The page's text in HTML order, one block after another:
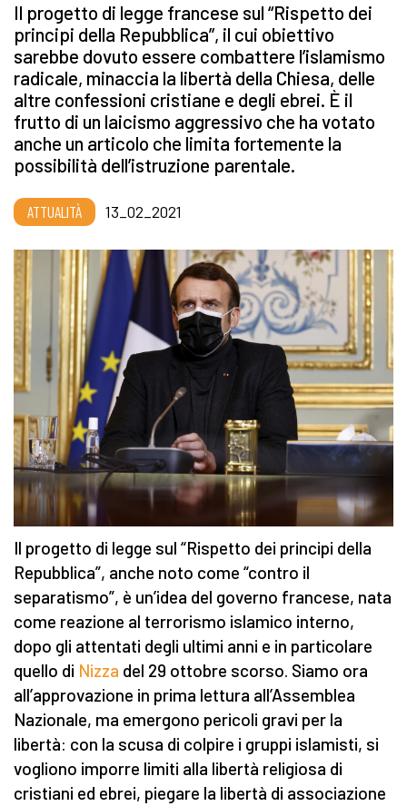
Il progetto di legge francese sul “Rispetto dei
principi della Repubblica”, il cui obiettivo
sarebbe dovuto essere combattere l’islamismo
radicale, minaccia la libertà della Chiesa, delle
altre confessioni cristiane e degli ebrei. È il
frutto di un laicismo aggressivo che ha votato
anche un articolo che limita fortemente la
possibilità dell’istruzione parentale.
ATTUALITÀ 13_02_2021
Il progetto di legge sul “Rispetto dei principi della
Repubblica”, anche noto come “contro il
separatismo”, è un’idea del governo francese, nata
come reazione al terrorismo islamico interno,
dopo gli attentati degli ultimi anni e in particolare
quello di Nizza del 29 ottobre scorso. Siamo ora
all’approvazione in prima lettura all’Assemblea
Nazionale, ma emergono pericoli gravi per la
libertà: con la scusa di colpire i gruppi islamisti, si
vogliono imporre limiti alla libertà religiosa di
cristiani ed ebrei, piegare la libertà di associazione